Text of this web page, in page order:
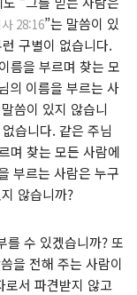
28:16”는 말씀이 있
구별이 없습니다.
름을 부르며 찾는 모
의 이름을 부르는 사
씀이 있지 않습니
습니다. 같은 주님
며 찾는 모든 사람에
부르는 사람은 누구
않습니까?
를 수 있겠습니까? 또
을 전해 주는 사람이
로서 파견받지 않고